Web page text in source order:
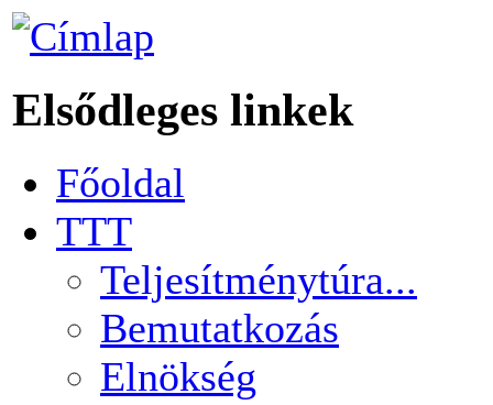
Elsődleges linkek
Főoldal
TTT
Teljesítménytúra...
Bemutatkozás
Elnökség